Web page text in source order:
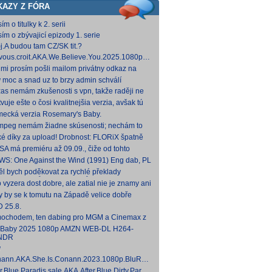
Z FÓRA
o titulky k 2. serii
o zbývajicí epizody 1. serie
budou tam CZ/SK tit.?
Kitsune [5,24 GB]
mi prosím pošli mailom privátny odkaz na
kde to nahráš.
moc a snad uz to brzy admin schválí
nemám zkušenosti s vpn, takže raději ne
v té verzi od FLORiX je slyšet FC-
ešte o čosi kvalitnejšia verzia, avšak tú
nepodarilo zohnať.
verzia Rosemary's Baby.
[1,74 GB] V príloh
nemám žiadne skúsenosti; nechám to
Môžeš opraviť a nahodiť na WS, ak
díky za upload! Drobnost: FLORiX špatně
audio kanály (nejspíš vzniklo
z DTS
má premiéru až 09.09., čiže od tohto
bude VoD za taký mesiac, možno dva.
One Against the Wind (1991) Eng dab, PL
Polské titulky, ale kvalita obrazu je slabší.
bych poděkovat za rychlé překlady
titulů, patří Vám můj dík. O to více mne
,že
vyzera dost dobre, ale zatial nie je znamy ani
vydania na VOD.
by se k tomutu na Západě velice dobře
televiznímu snímku dohledat nějaké
25.8.
ten dabing pro MGM a Cinemax z
je fakt bizarní. Zdá se, že když si
P
2025 1080p AMZN WEB-DL H264-
[14,53 GB]